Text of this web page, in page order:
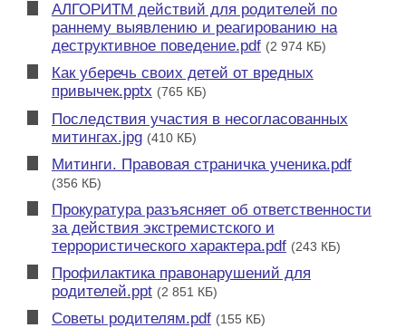
АЛГОРИТМ действий для родителей по
раннему выявлению и реагированию на
деструктивное поведение.pdf (2 974 КБ)
Как уберечь своих детей от вредных
привычек.pptx (765 КБ)
Последствия участия в несогласованных
митингах.jpg (410 КБ)
Митинги. Правовая страничка ученика.pdf
(356 КБ)
Прокуратура разъясняет об ответственности
за действия экстремистского и
террористического характера.pdf (243 КБ)
Профилактика правонарушений для
родителей.ppt (2 851 КБ)
Советы родителям.pdf (155 КБ)